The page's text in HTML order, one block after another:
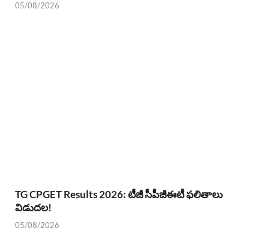
05/08/2026
TG CPGET Results 2026: టీజీ సీపీజీఈటీ ఫలితాలు
విడుదల!
05/08/2026